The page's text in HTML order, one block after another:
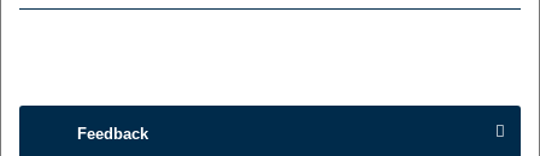
Feedback